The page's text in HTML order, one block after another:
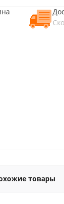
товары